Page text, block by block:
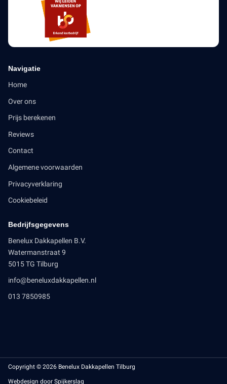
Navigatie
Home
Over ons
Prijs berekenen
Reviews
Contact
Algemene voorwaarden
Privacyverklaring
Cookiebeleid
Bedrijfsgegevens
Benelux Dakkapellen B.V.
Watermanstraat 9
5015 TG Tilburg
info@beneluxdakkapellen.nl
013 7850985
Copyright © 2026 Benelux Dakkapellen Tilburg
Webdesign door Spijkerslag